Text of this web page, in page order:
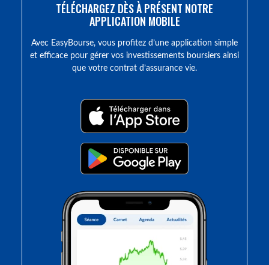
TÉLÉCHARGEZ DÈS À PRÉSENT NOTRE
APPLICATION MOBILE
Avec EasyBourse, vous profitez d’une application simple
et efficace pour gérer vos investissements boursiers ainsi
que votre contrat d’assurance vie.